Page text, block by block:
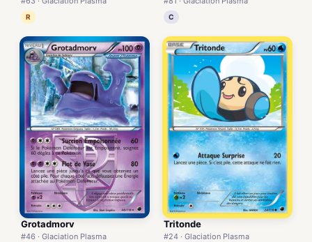
R C
Grotadmorv
#46 · Glaciation Plasma
Tritonde
#24 · Glaciation Plasma